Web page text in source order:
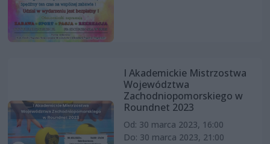
I Akademickie Mistrzostwa
Województwa
Zachodniopomorskiego w
Roundnet 2023
Od: 30 marca 2023, 16:00
Do: 30 marca 2023, 21:00